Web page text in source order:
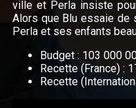
ville et Perla insiste
Alors que Blu essaie de
Perla et ses enfants
Budget : 103 000
Recette (France) :
Recette